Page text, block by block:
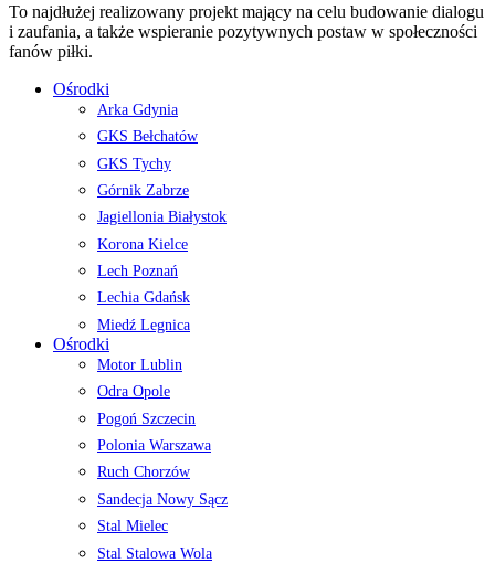
To najdłużej realizowany projekt mający na celu budowanie dialogu
i zaufania, a także wspieranie pozytywnych postaw w społeczności
fanów piłki.
Ośrodki
Arka Gdynia
GKS Bełchatów
GKS Tychy
Górnik Zabrze
Jagiellonia Białystok
Korona Kielce
Lech Poznań
Lechia Gdańsk
Miedź Legnica
Ośrodki
Motor Lublin
Odra Opole
Pogoń Szczecin
Polonia Warszawa
Ruch Chorzów
Sandecja Nowy Sącz
Stal Mielec
Stal Stalowa Wola